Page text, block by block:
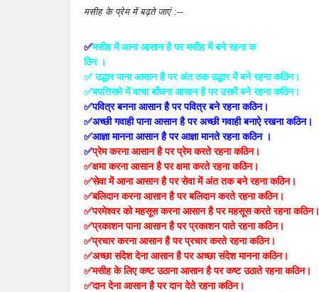
मसीह के प्रेम में बढ़ते जाएं :--
✅मसीह में आना आसान है पर मसीह में बने रहना क
ठिन ।
✅ उद्धार पाना आसान है पर अंत तक उद्धार में बने रहना कठिन।
✅बपत्तिसमे में वाचा बाँधना आसान है पर उसमें बने रहना कठिन।
✅पवित्र बनना आसान है पर पवित्र बने रहना कठिन।
✅अच्छी गवाही पाना आसान है पर अच्छी गवाही बनाऐ रखना कठिन।
✅आज्ञा मानना आसान है पर आज्ञा मानते रहना कठिन ।
✅प्रेम करना आसान है पर प्रेम करते रहना कठिन।
✅क्षमा करना आसान है पर क्षमा करते रहना कठिन।
✅सेवा में आना आसान है पर सेवा में अंत तक बने रहना कठिन।
✅बलिदान करना आसान है पर बलिदान करते रहना कठिन।
✅परमेश्वर को महसूस करना आसान है पर महसूस करते रहना कठिन।
✅प्रकाशन पाना आसान है पर प्रकाशन पाते रहना कठिन।
✅प्रचार करना आसान है पर प्रचार करते रहना कठिन।
✅अच्छा संदेश देना आसान है पर अच्छा संदेश मानना कठिन।
✅मसीह के लिए कष्ट उठाना आसान है पर कष्ट उठाते रहना कठिन।
✅दान देना आसान है पर दान देते रहना कठिन।